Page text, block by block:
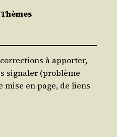
Thèmes
à apporter,
signaler (problème
mise en page, de liens